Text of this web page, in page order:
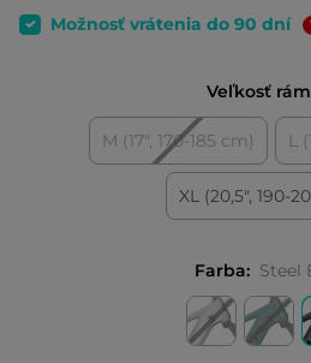
Možnosť vrátenia do 90 dní
Veľkosť
M (17", 170-185 cm) L
XL (20,5", 190-
Farba: Steel